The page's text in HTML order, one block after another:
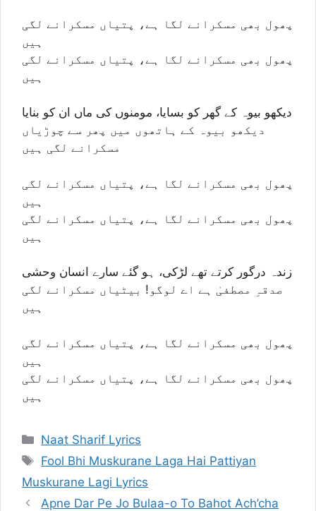
پھول بھی مسکرانے لگا ہے، پتیاں مسکرانے لگی
ہیں
پھول بھی مسکرانے لگا ہے، پتیاں مسکرانے لگی
ہیں
دیکھو بیوہ کے گھر کو بسایا، مومنوں کی ماں ان کو بنایا
دیکھو بیوہ کے ہاتھوں میں پھر سے چوڑیاں
مسکرانے لگی ہیں
پھول بھی مسکرانے لگا ہے، پتیاں مسکرانے لگی
ہیں
پھول بھی مسکرانے لگا ہے، پتیاں مسکرانے لگی
ہیں
زندہ درگور کرتے تھے لڑکی، ہو گئے سارے انسان وحشی
صدقہِ مصطفیٰ ہے اے لوگو! بیٹیاں مسکرانے لگی
ہیں
پھول بھی مسکرانے لگا ہے، پتیاں مسکرانے لگی
ہیں
پھول بھی مسکرانے لگا ہے، پتیاں مسکرانے لگی
ہیں
Categories
Naat Sharif Lyrics
Tags
Fool Bhi Muskurane Laga Hai Pattiyan
Muskurane Lagi Lyrics
Apne Dar Pe Jo Bulaa-o To Bahot Ach’cha